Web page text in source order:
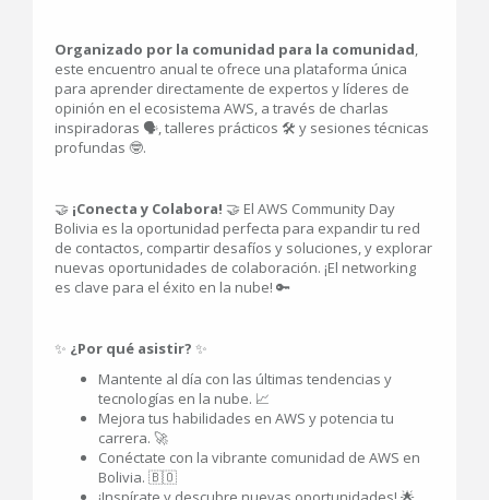
Organizado por la comunidad para la comunidad,
este encuentro anual te ofrece una plataforma única
para aprender directamente de expertos y líderes de
opinión en el ecosistema AWS, a través de charlas
inspiradoras 🗣️, talleres prácticos 🛠️ y sesiones técnicas
profundas 🤓.
🤝 ¡Conecta y Colabora! 🤝 El AWS Community Day
Bolivia es la oportunidad perfecta para expandir tu red
de contactos, compartir desafíos y soluciones, y explorar
nuevas oportunidades de colaboración. ¡El networking
es clave para el éxito en la nube! 🔑
✨ ¿Por qué asistir? ✨
Mantente al día con las últimas tendencias y
tecnologías en la nube. 📈
Mejora tus habilidades en AWS y potencia tu
carrera. 🚀
Conéctate con la vibrante comunidad de AWS en
Bolivia. 🇧🇴